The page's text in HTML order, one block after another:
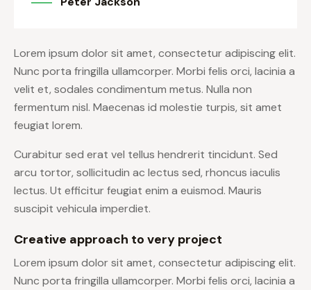
Lorem ipsum dolor sit amet, consectetur adipiscing elit.
Nunc porta fringilla ullamcorper. Morbi felis orci, lacinia a
velit et, sodales condimentum metus. Nulla non
fermentum nisl. Maecenas id molestie turpis, sit amet
feugiat lorem.
Curabitur sed erat vel tellus hendrerit tincidunt. Sed
arcu tortor, sollicitudin ac lectus sed, rhoncus iaculis
lectus. Ut efficitur feugiat enim a euismod. Mauris
suscipit vehicula imperdiet.
Creative approach to very project
Lorem ipsum dolor sit amet, consectetur adipiscing elit.
Nunc porta fringilla ullamcorper. Morbi felis orci, lacinia a